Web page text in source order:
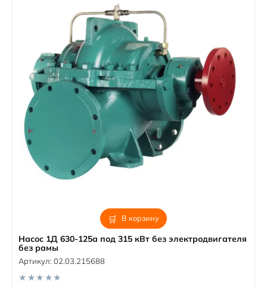
В корзину
Насос 1Д 630-125а под 315 кВт без электродвигателя
без рамы
Артикул: 02.03.215688